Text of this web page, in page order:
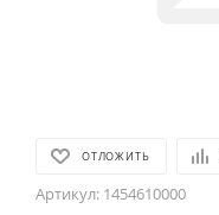
ОТЛОЖИТЬ
Артикул: 1454610000